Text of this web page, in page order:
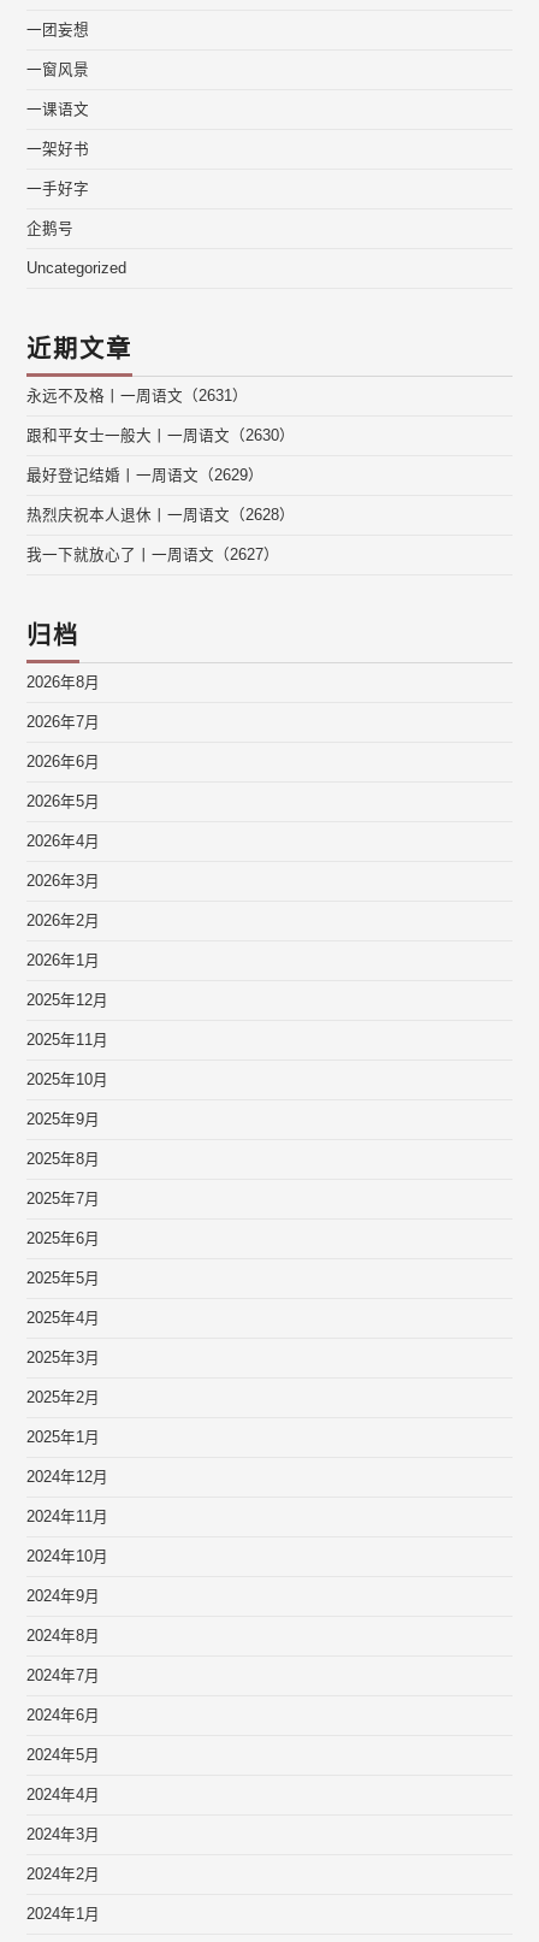
一团妄想
一窗风景
一课语文
一架好书
一手好字
企鹅号
Uncategorized
近期文章
永远不及格丨一周语文（2631）
跟和平女士一般大丨一周语文（2630）
最好登记结婚丨一周语文（2629）
热烈庆祝本人退休丨一周语文（2628）
我一下就放心了丨一周语文（2627）
归档
2026年8月
2026年7月
2026年6月
2026年5月
2026年4月
2026年3月
2026年2月
2026年1月
2025年12月
2025年11月
2025年10月
2025年9月
2025年8月
2025年7月
2025年6月
2025年5月
2025年4月
2025年3月
2025年2月
2025年1月
2024年12月
2024年11月
2024年10月
2024年9月
2024年8月
2024年7月
2024年6月
2024年5月
2024年4月
2024年3月
2024年2月
2024年1月